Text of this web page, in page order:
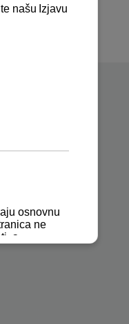
te tehnička